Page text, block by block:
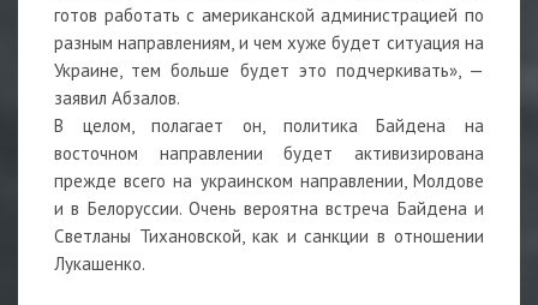
готов работать с американской администрацией по
разным направлениям, и чем хуже будет ситуация на
Украине, тем больше будет это подчеркивать», —
заявил Абзалов.
В целом, полагает он, политика Байдена на
восточном направлении будет активизирована
прежде всего на украинском направлении, Молдове
и в Белоруссии. Очень вероятна встреча Байдена и
Светланы Тихановской, как и санкции в отношении
Лукашенко.